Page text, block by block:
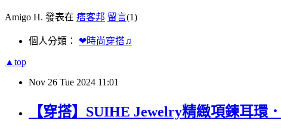
Amigo H. 發表在 痞客邦 留言(1)
個人分類： ❤時尚穿搭♫
▲top
Nov 26 Tue 2024 11:01
【穿搭】SUIHE Jewelry精緻項鍊耳環